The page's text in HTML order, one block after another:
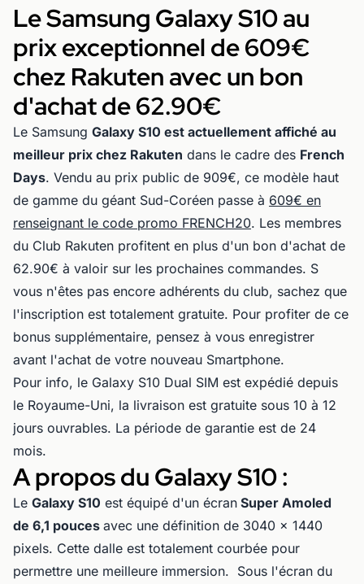
Le Samsung Galaxy S10 au
prix exceptionnel de 609€
chez Rakuten avec un bon
d'achat de 62.90€
Le Samsung Galaxy S10 est actuellement affiché au
meilleur prix chez Rakuten dans le cadre des French
Days. Vendu au prix public de 909€, ce modèle haut
de gamme du géant Sud-Coréen passe à 609€ en
renseignant le code promo FRENCH20. Les membres
du Club Rakuten profitent en plus d'un bon d'achat de
62.90€ à valoir sur les prochaines commandes. S
vous n'êtes pas encore adhérents du club, sachez que
l'inscription est totalement gratuite. Pour profiter de ce
bonus supplémentaire, pensez à vous enregistrer
avant l'achat de votre nouveau Smartphone.
Pour info, le Galaxy S10 Dual SIM est expédié depuis
le Royaume-Uni, la livraison est gratuite sous 10 à 12
jours ouvrables. La période de garantie est de 24
mois.
A propos du Galaxy S10 :
Le Galaxy S10 est équipé d'un écran Super Amoled
de 6,1 pouces avec une définition de 3040 x 1440
pixels. Cette dalle est totalement courbée pour
permettre une meilleure immersion. Sous l'écran du